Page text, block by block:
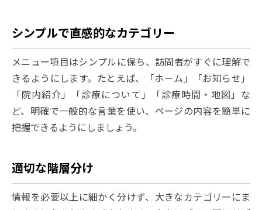
シンプルで直感的なカテゴリー
メニュー項目はシンプルに保ち、訪問者がすぐに理解で
きるようにします。たとえば、「ホーム」「お知らせ」
「院内紹介」「診療について」「診療時間・地図」な
ど、明確で一般的な言葉を使い、ページの内容を簡単に
把握できるようにしましょう。
適切な階層分け
情報を必要以上に細かく分けず、大きなカテゴリーにま